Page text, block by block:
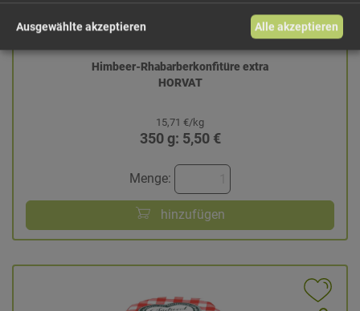
Himbeer-Rhabarberkonfitüre extra
HORVAT
15,71 €/kg
350 g: 5,50 €
Menge:
hinzufügen
Ausgewählte akzeptieren Alle akzeptieren